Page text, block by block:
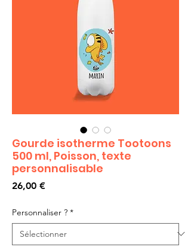
Gourde isotherme Tootoons
500 ml, Poisson, texte
personnalisable
26,00 €Prix
Personnaliser ? *